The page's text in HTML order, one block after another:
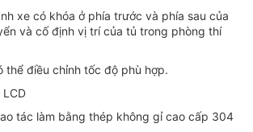
xe có khóa ở phía trước và phía sau của
và cố định vị trí của tủ trong phòng thí
thể điều chỉnh tốc độ phù hợp.
LCD
tác làm bằng thép không gỉ cao cấp 304